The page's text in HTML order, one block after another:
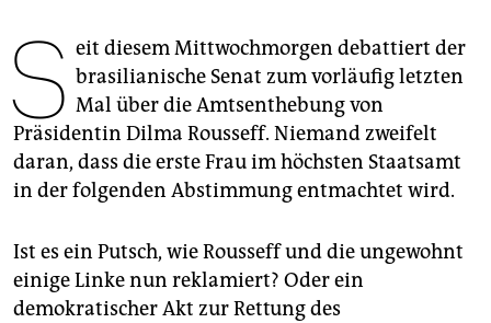
abo
genossenschaft
epaper login
S eit diesem Mittwochmorgen debattiert der
brasilianische Senat zum vorläufig letzten
Mal über die Amtsenthebung von
Präsidentin Dilma Rousseff. Niemand zweifelt
daran, dass die erste Frau im höchsten Staatsamt
in der folgenden Abstimmung entmachtet wird.
Ist es ein Putsch, wie Rousseff und die ungewohnt
einige Linke nun reklamiert? Oder ein
demokratischer Akt zur Rettung des